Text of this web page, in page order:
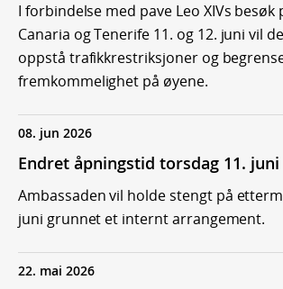
I forbindelse med pave Leo XIVs besøk
Canaria og Tenerife 11. og 12. juni vil
oppstå trafikkrestriksjoner og
fremkommelighet på øyene.
08. jun 2026
Endret åpningstid torsdag 11. juni
Ambassaden vil holde stengt på
juni grunnet et internt arrangement.
22. mai 2026